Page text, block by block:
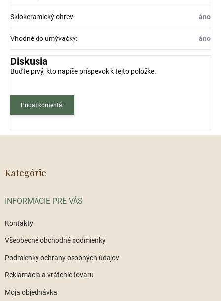
Sklokeramický ohrev: áno
Vhodné do umývačky: áno
Diskusia
Buďte prvý, kto napíše príspevok k tejto položke.
Pridať komentár
Kategórie
INFORMÁCIE PRE VÁS
Kontakty
Všeobecné obchodné podmienky
Podmienky ochrany osobných údajov
Reklamácia a vrátenie tovaru
Moja objednávka